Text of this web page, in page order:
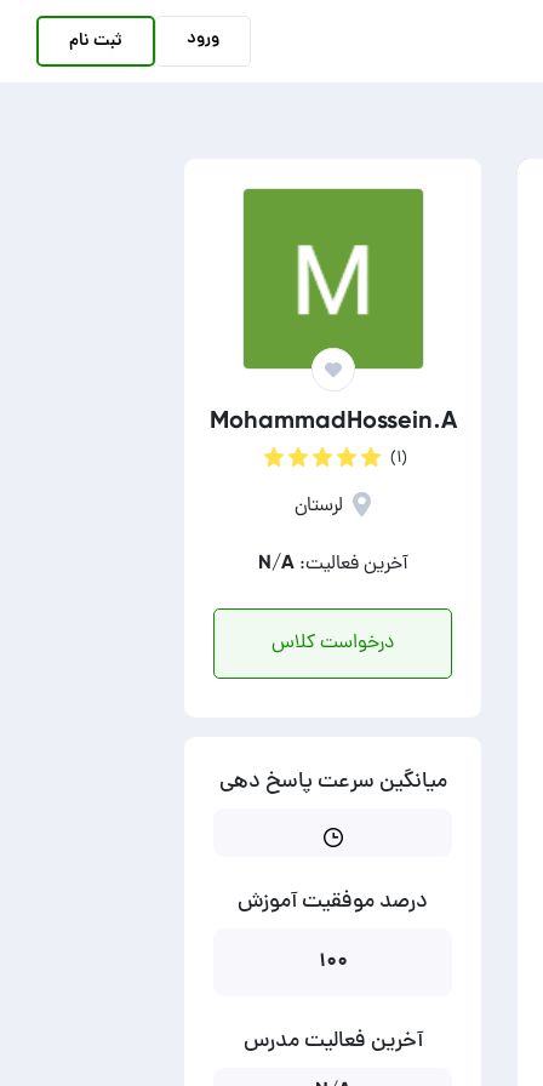
ورود ثبت نام
MohammadHossein.A
(۱)
لرستان
آخرین فعالیت: N/A
درخواست کلاس
میانگین سرعت پاسخ دهی
درصد موفقیت آموزش
۱۰۰
آخرین فعالیت مدرس